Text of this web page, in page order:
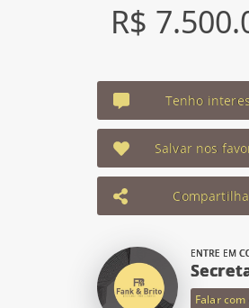
R$
Tenho
Salvar nos
ENTRE EM
Falar